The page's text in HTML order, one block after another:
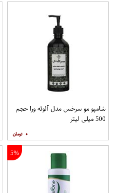
شامپو مو سرخس مدل آلوئه ورا حجم
500 میلی لیتر
۰
5%